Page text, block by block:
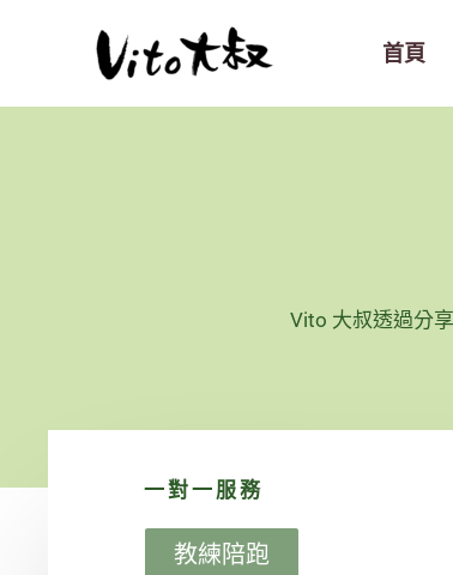
要
首頁
Vito 大叔透過分
一對一服務
教練陪跑